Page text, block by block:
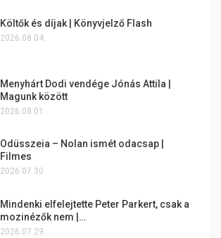
Költők és díjak | Könyvjelző Flash
2026.08.04.
Menyhárt Dodi vendége Jónás Attila |
Magunk között
2026.08.01.
Odüsszeia – Nolan ismét odacsap |
Filmes
2026.07.30.
Mindenki elfelejtette Peter Parkert, csak a
mozinézők nem |…
2026.07.29.